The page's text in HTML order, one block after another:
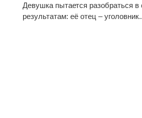
Девушка пытается разобраться
результатам: её отец –